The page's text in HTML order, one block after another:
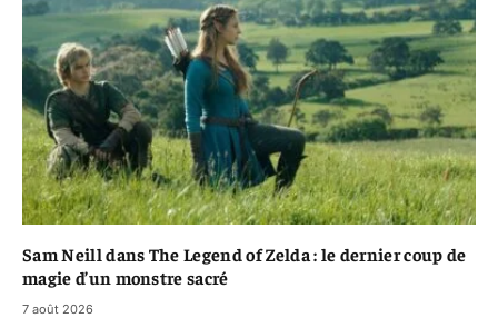
Sam Neill dans The Legend of Zelda : le dernier coup de
magie d’un monstre sacré
7 août 2026